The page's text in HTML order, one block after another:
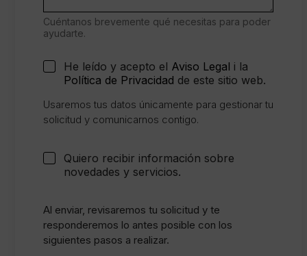
Cuéntanos brevemente qué necesitas para poder
ayudarte.
C
s
e
i
n
t
o
l
He leído y acepto el Aviso Legal i la
Política de Privacidad de este sitio web.
Usaremos tus datos únicamente para gestionar tu
solicitud y comunicarnos contigo.
C
l
l
a
s
Quiero recibir información sobre
novedades y servicios.
Al enviar, revisaremos tu solicitud y te
responderemos lo antes posible con los
siguientes pasos a realizar.